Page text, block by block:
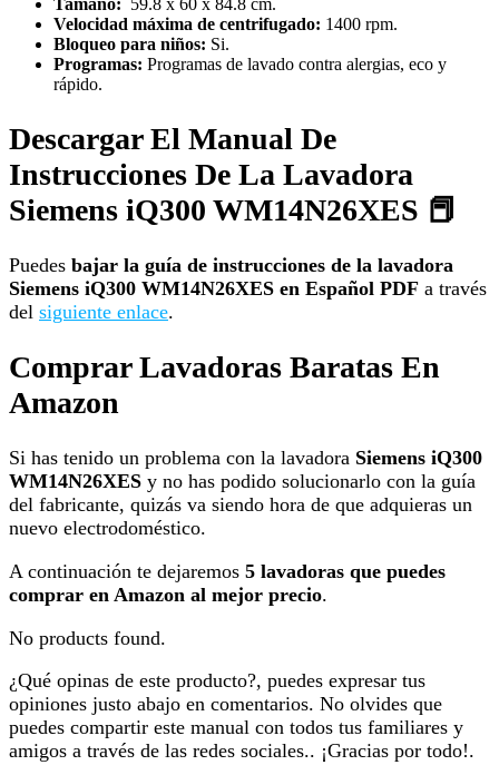
Tamaño: 59.8 x 60 x 84.8 cm.
Velocidad máxima de centrifugado: 1400 rpm.
Bloqueo para niños: Si.
Programas: Programas de lavado contra alergias, eco y
rápido.
Descargar El Manual De
Instrucciones De La Lavadora
Siemens iQ300 WM14N26XES 📕
Puedes bajar la guía de instrucciones de la lavadora
Siemens iQ300 WM14N26XES en Español PDF a través
del siguiente enlace.
Comprar Lavadoras Baratas En
Amazon
Si has tenido un problema con la lavadora Siemens iQ300
WM14N26XES y no has podido solucionarlo con la guía
del fabricante, quizás va siendo hora de que adquieras un
nuevo electrodoméstico.
A continuación te dejaremos 5 lavadoras que puedes
comprar en Amazon al mejor precio.
No products found.
¿Qué opinas de este producto?, puedes expresar tus
opiniones justo abajo en comentarios. No olvides que
puedes compartir este manual con todos tus familiares y
amigos a través de las redes sociales.. ¡Gracias por todo!.